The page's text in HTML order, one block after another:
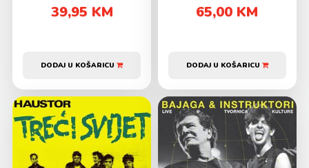
39,95 KM
DODAJ U KOŠARICU
65,00 KM
DODAJ U KOŠARICU